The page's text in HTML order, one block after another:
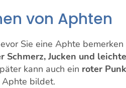
von Aphten
Sie eine Aphte
Schmerz, Jucken und
kann auch ein roter
Aphte bildet.